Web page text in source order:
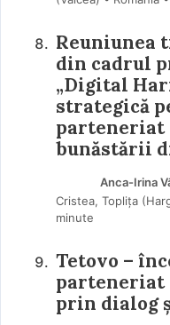
Reuniunea
din cadrul
„Digital
strategică
parteneriat
bunăstării
Anca-Irina
Cristea, Toplița
minute
Tetovo –
parteneriat
prin dialog